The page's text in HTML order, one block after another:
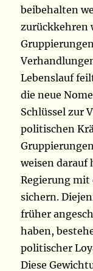
beibehalten
zurückkehren
Lebenslauf
die neue
Schlüssel zur
politischen
weisen darauf
Regierung
sichern.
früher
haben,
politischer
Diese